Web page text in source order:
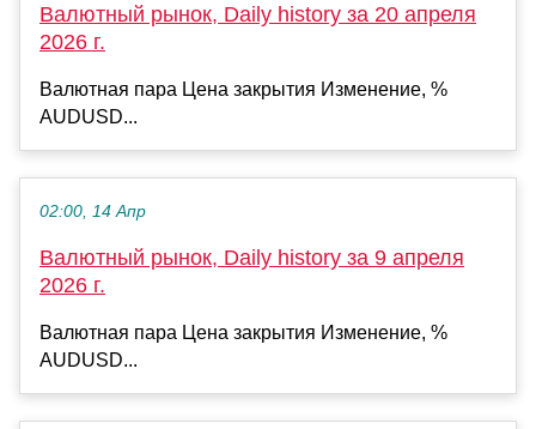
Валютный рынок, Daily history за 20 апреля
2026 г.
Валютная пара Цена закрытия Изменение, %
AUDUSD...
02:00, 14 Апр
Валютный рынок, Daily history за 9 апреля
2026 г.
Валютная пара Цена закрытия Изменение, %
AUDUSD...